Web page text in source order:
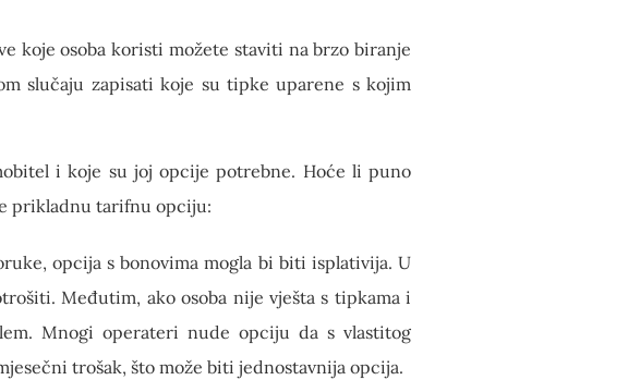
koje osoba koristi možete staviti na brzo biranje
slučaju zapisati koje su tipke uparene s kojim
i koje su joj opcije potrebne. Hoće li puno
prikladnu tarifnu opciju:
opcija s bonovima mogla bi biti isplativija. U
Međutim, ako osoba nije vješta s tipkama i
Mnogi operateri nude opciju da s vlastitog
trošak, što može biti jednostavnija opcija.